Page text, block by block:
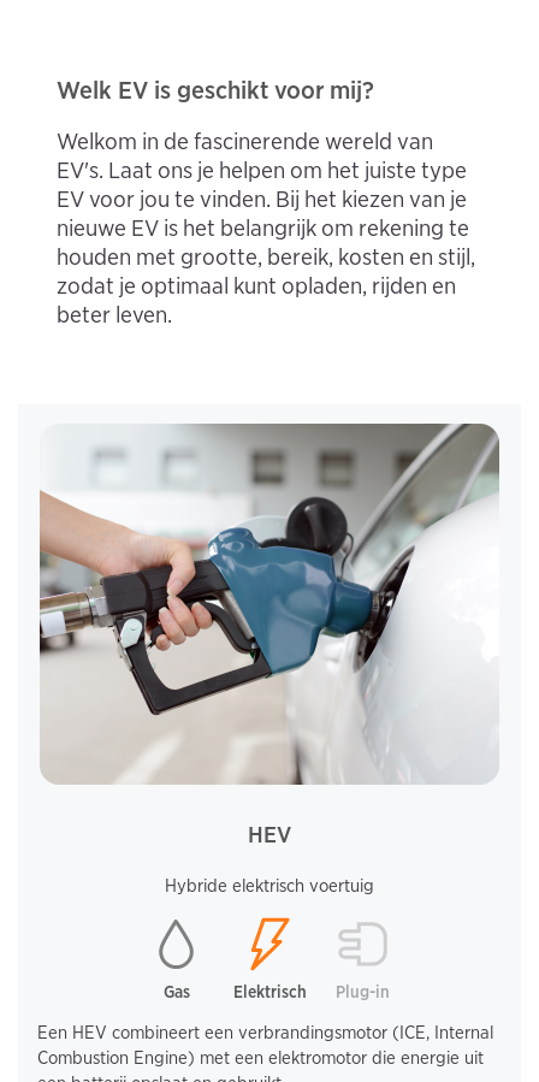
Welk EV is geschikt voor mij?
Welkom in de fascinerende wereld van
EV's. Laat ons je helpen om het juiste type
EV voor jou te vinden. Bij het kiezen van je
nieuwe EV is het belangrijk om rekening te
houden met grootte, bereik, kosten en stijl,
zodat je optimaal kunt opladen, rijden en
beter leven.
HEV
Hybride elektrisch voertuig
Gas Elektrisch Plug-in
Een HEV combineert een verbrandingsmotor (ICE, Internal
Combustion Engine) met een elektromotor die energie uit